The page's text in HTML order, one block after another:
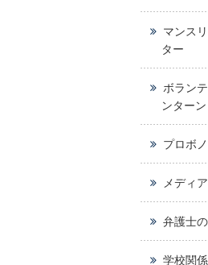
マンス
ター
ボラン
ンターン
プロボノ
メディ
弁護士
学校関